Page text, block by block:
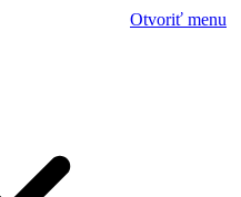
Otvoriť menu